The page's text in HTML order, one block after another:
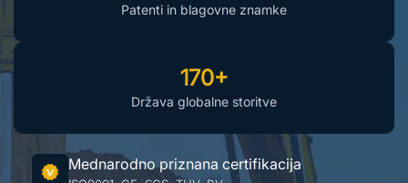
Patenti in blagovne znamke
170+
Država globalne storitve
Mednarodno priznana certifikacija